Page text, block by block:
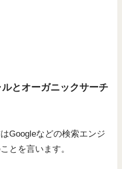
とオーガニックサーチ
Googleなどの検索エンジ
とを言います。